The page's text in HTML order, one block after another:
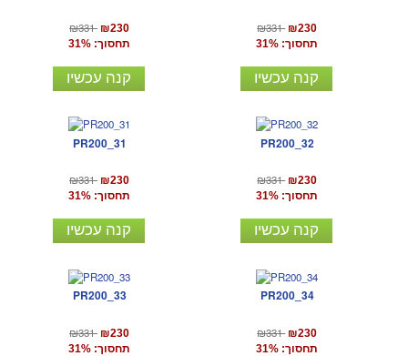
₪331 ₪230
תחסוך: 31%
קנה עכשיו
₪331 ₪230
תחסוך: 31%
קנה עכשיו
PR200_31
₪331 ₪230
תחסוך: 31%
קנה עכשיו
PR200_32
₪331 ₪230
תחסוך: 31%
קנה עכשיו
PR200_33
₪331 ₪230
תחסוך: 31%
PR200_34
₪331 ₪230
תחסוך: 31%